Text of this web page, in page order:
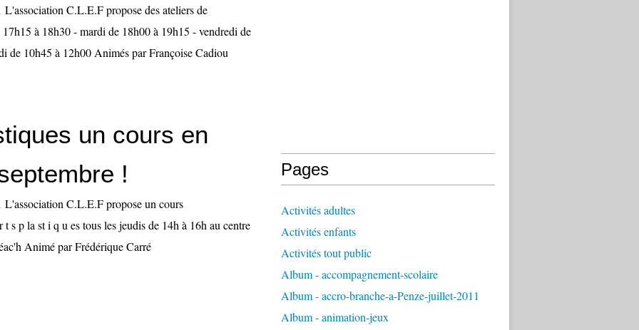
L'association C.L.E.F propose des ateliers de
à 18h30 - mardi de 18h00 à 19h15 - vendredi de
de 10h45 à 12h00 Animés par Françoise Cadiou
un cours en
!
L'association C.L.E.F propose un cours
t s p la st i q u es tous les jeudis de 14h à 16h au centre
Animé par Frédérique Carré
Pages
Activités adultes
Activités enfants
Activités tout public
Album - accompagnement-scolaire
Album - accro-branche-a-Penze-juillet-2011
Album - animation-jeux